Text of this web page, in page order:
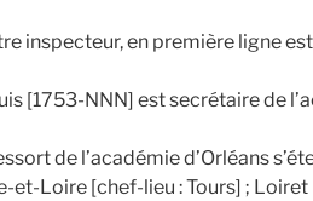
inspecteur, en première ligne
[1753-NNN] est secrétaire de
de l’académie d’Orléans
et-Loire [chef-lieu : Tours] ;